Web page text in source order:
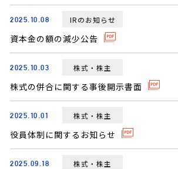
2025.10.08 IRのお知らせ
資本金の額の減少公告
2025.10.03 株式・株主
株式の併合に関する事後開示書面
2025.10.01 株式・株主
役員体制に関するお知らせ
2025.09.18 株式・株主